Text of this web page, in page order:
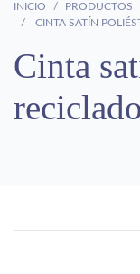
INICIO PRODUCTOS
CINTA SATÍN
Cinta
reciclado